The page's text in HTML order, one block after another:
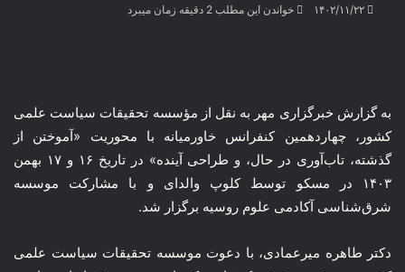
۱۴۰۲/۱۱/۲۲ خواندن این مطلب 2 دقیقه زمان میبرد
به گزارش خبرگزاری مهر به نقل از مؤسسه تحقیقات سیاست علمی
کشور، چهاردهمین کنفرانس خاورمیانه با محوریت «آموختن از
گذشته، تاب‌آوری در حال، و طراحی آینده» در تاریخ ۱۶ و ۱۷ بهمن
۱۴۰۳ در مسکو توسط کلوپ والدای و با مشارکت موسسه
شرق‌شناسی آکادمی علوم روسیه برگزار شد.
دکتر طاهره میرعمادی، با دعوت موسسه تحقیقات سیاست علمی